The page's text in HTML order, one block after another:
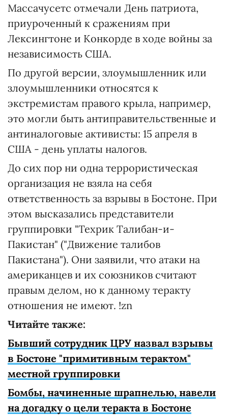
Массачусетс отмечали День патриота,
приуроченный к сражениям при
Лексингтоне и Конкорде в ходе войны за
независимость США.
По другой версии, злоумышленник или
злоумышленники относятся к
экстремистам правого крыла, например,
это могли быть антиправительственные и
антиналоговые активисты: 15 апреля в
США - день уплаты налогов.
До сих пор ни одна террористическая
организация не взяла на себя
ответственность за взрывы в Бостоне. При
этом высказались представители
группировки "Техрик Талибан-и-
Пакистан" ("Движение талибов
Пакистана"). Они заявили, что атаки на
американцев и их союзников считают
правым делом, но к данному теракту
отношения не имеют. !zn
Читайте также:
Бывший сотрудник ЦРУ назвал взрывы
в Бостоне "примитивным терактом"
местной группировки
Бомбы, начиненные шрапнелью, навели
на догадку о цели теракта в Бостоне